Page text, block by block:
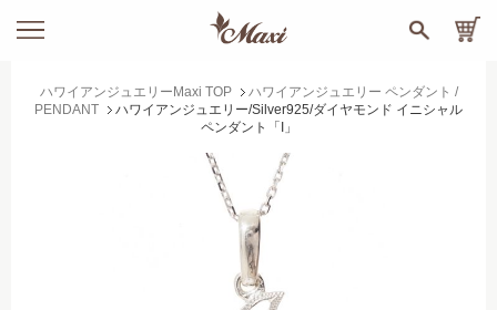
ハワイアンジュエリーMaxi TOP
ハワイアンジュエリー ペンダント /
PENDANT
ハワイアンジュエリー/Silver925/ダイヤモンド イニシャル
ペンダント「I」